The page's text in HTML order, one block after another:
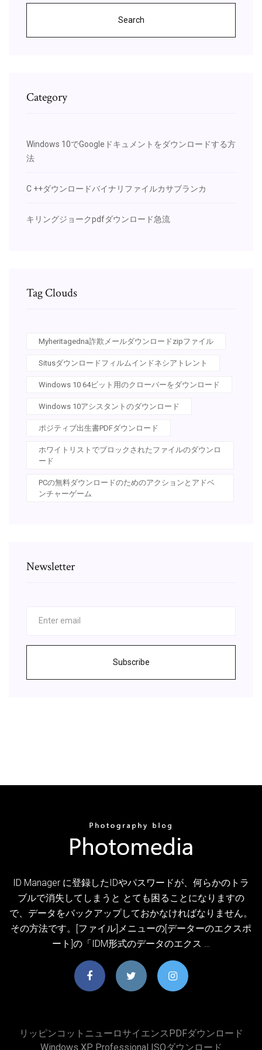
Search
Category
Windows 10でGoogleドキュメントをダウンロードする方
法
C ++ダウンロードバイナリファイルカサブランカ
キリングジョークpdfダウンロード急流
Tag Clouds
Myheritagedna詐欺メールダウンロードzipファイル
Situsダウンロードフィルムインドネシアトレント
Windows 10 64ビット用のクローバーをダウンロード
Windows 10アシスタントのダウンロード
ポジティブ出生書PDFダウンロード
ホワイトリストでブロックされたファイルのダウンロ
ード
PCの無料ダウンロードのためのアクションとアドベ
ンチャーゲーム
Newsletter
Subscribe
ID Manager に登録したIDやパスワードが、何らかのトラ
ブルで消失してしまうと とても困ることになりますの
で、データをバックアップしておかなければなりません。
その方法です。[ファイル]メニューの[データーのエクスポ
ート]の「IDM形式のデータのエクス …
リッピンコットニューロサイエンスPDFダウンロード
Windows XP Professional ISOダウンロード